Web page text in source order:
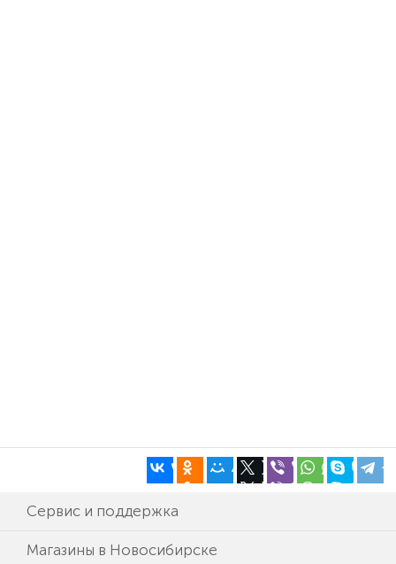
Сервис и поддержка
Магазины в Новосибирске